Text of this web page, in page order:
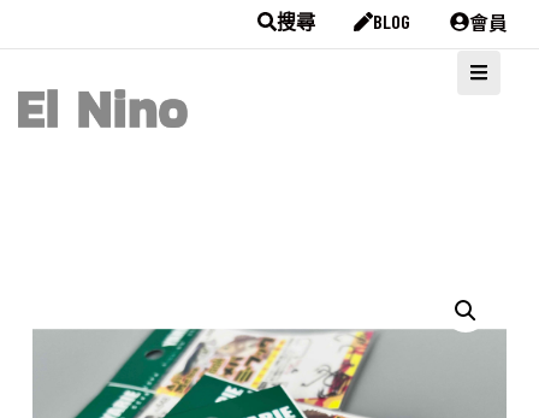
搜尋 BLOG 會員